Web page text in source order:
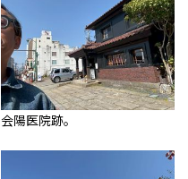
会陽医院跡。